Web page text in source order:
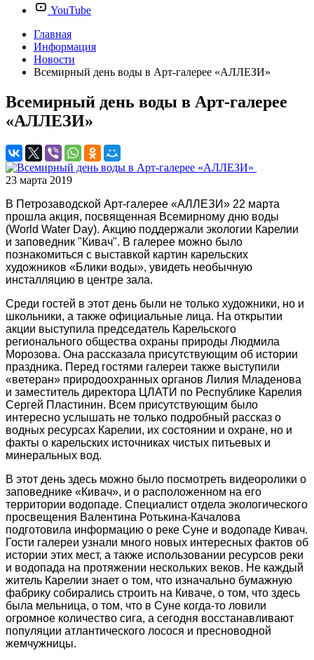
YouTube
Главная
Информация
Новости
Всемирный день воды в Арт-галерее «АЛЛЕЗИ»
Всемирный день воды в Арт-галерее
«АЛЛЕЗИ»
23 марта 2019
В Петрозаводской Арт-галерее «АЛЛЕЗИ» 22 марта
прошла акция, посвященная Всемирному дню воды
(World Water Day). Акцию поддержали экологии Карелии
и заповедник "Кивач". В галерее можно было
познакомиться с выставкой картин карельских
художников «Блики воды», увидеть необычную
инсталляцию в центре зала.
Среди гостей в этот день были не только художники, но и
школьники, а также официальные лица. На открытии
акции выступила председатель Карельского
регионального общества охраны природы Людмила
Морозова. Она рассказала присутствующим об истории
праздника. Перед гостями галереи также выступили
«ветеран» природоохранных органов Лилия Младенова
и заместитель директора ЦЛАТИ по Республике Карелия
Сергей Пластинин. Всем присутствующим было
интересно услышать не только подробный рассказ о
водных ресурсах Карелии, их состоянии и охране, но и
факты о карельских источниках чистых питьевых и
минеральных вод.
В этот день здесь можно было посмотреть видеоролики о
заповеднике «Кивач», и о расположенном на его
территории водопаде. Специалист отдела экологического
просвещения Валентина Ротькина-Качалова
подготовила информацию о реке Суне и водопаде Кивач.
Гости галереи узнали много новых интересных фактов об
истории этих мест, а также использовании ресурсов реки
и водопада на протяжении нескольких веков. Не каждый
житель Карелии знает о том, что изначально бумажную
фабрику собирались строить на Киваче, о том, что здесь
была мельница, о том, что в Суне когда-то ловили
огромное количество сига, а сегодня восстанавливают
популяции атлантического лосося и пресноводной
жемчужницы.